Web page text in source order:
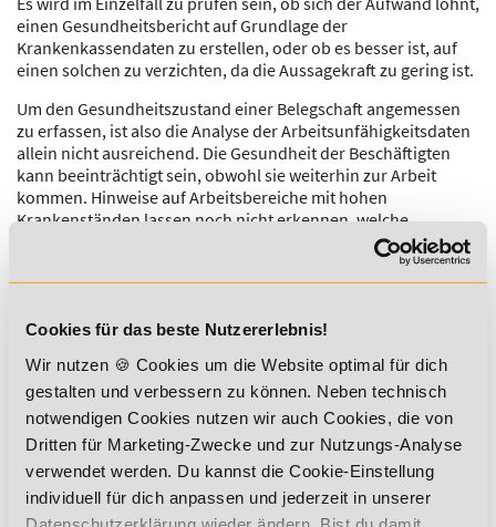
Cookies für das beste Nutzererlebnis!
Wir nutzen 🍪 Cookies um die Website optimal für dich
gestalten und verbessern zu können. Neben technisch
notwendigen Cookies nutzen wir auch Cookies, die von
Dritten für Marketing-Zwecke und zur Nutzungs-Analyse
verwendet werden. Du kannst die Cookie-Einstellung
individuell für dich anpassen und jederzeit in unserer
einen Gesundheitsbericht auf Grundlage der
Krankenkassendaten zu erstellen, oder ob es besser ist, auf
einen solchen zu verzichten, da die Aussagekraft zu gering ist.
Um den Gesundheitszustand einer Belegschaft angemessen
zu erfassen, ist also die Analyse der Arbeitsunfähigkeitsdaten
allein nicht ausreichend. Die Gesundheit der Beschäftigten
kann beeinträchtigt sein, obwohl sie weiterhin zur Arbeit
kommen. Hinweise auf Arbeitsbereiche mit hohen
Krankenständen lassen noch nicht erkennen, welche
Belastungsfaktoren dafür ausschlaggebend sind.Deshalb ist
zusammenzuführen:
Zahlen zu Fluktuation und Fehlzeiten
Ergebnisse von Gefährdungsbeurteilungen
Auflistung aller im Unternehmen eingesetzten
Gefahrstoffe
vorhandene Messprotokolle (z. B. Lärm- und
Raumklimamessungen)
Erkenntnisse aus Betriebsbegehungen und